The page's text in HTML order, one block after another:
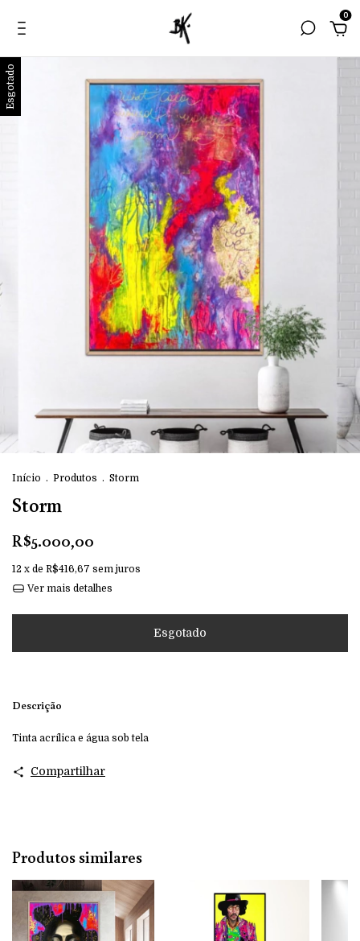
0
Esgotado
Início . Produtos . Storm
Storm
R$5.000,00
12 x de R$416,67 sem juros
Ver mais detalhes
Descrição
Tinta acrílica e água sob tela
Compartilhar
Produtos similares